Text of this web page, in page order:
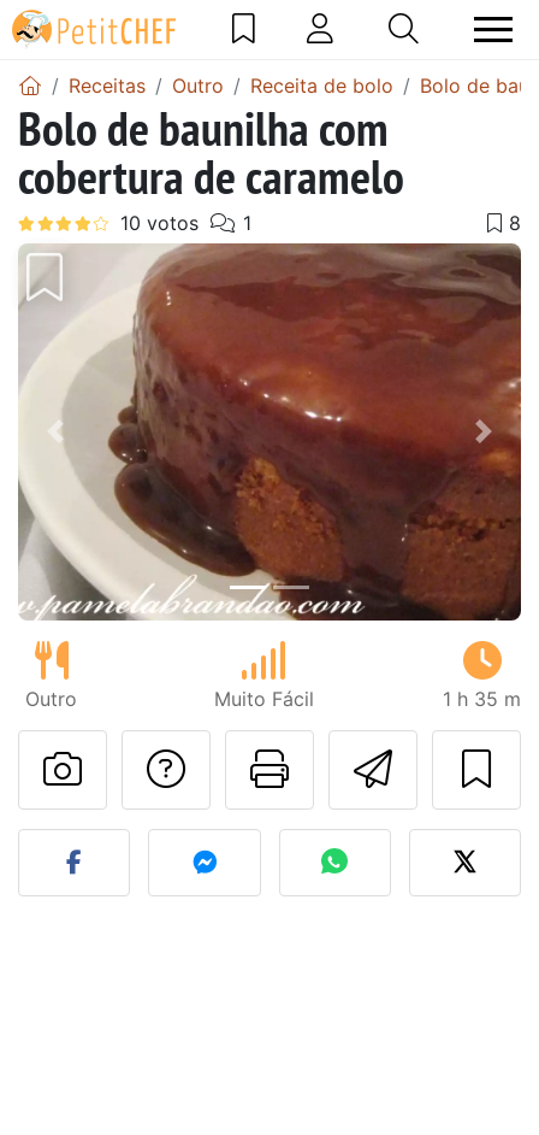
Receitas Outro Receita de bolo Bolo de
Bolo de baunilha com
cobertura de caramelo
Anterior Next
Outro Muito Fácil 1 h 35 m
Imprima
Falar com o autor
Fez esta receita?